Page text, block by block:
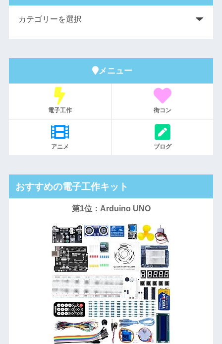
メニュー
電子工作 街コン
アニメ ブログ
おすすめの電子工作キット
第1位：Arduino UNO